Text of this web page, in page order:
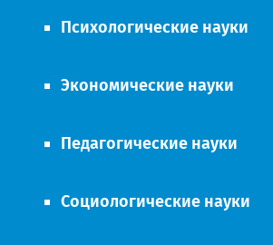
Психологические науки
Экономические науки
Педагогические науки
Социологические науки